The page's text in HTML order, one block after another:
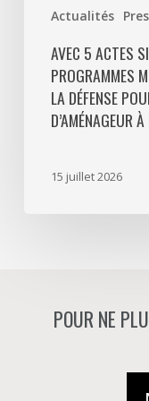
Actualités
Défense
poursuit
activement
AVEC 5 ACTES
PROGRAMMES
LA DÉFENSE
D’AMÉNAGEUR
15 juillet 2026
POUR NE